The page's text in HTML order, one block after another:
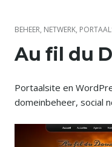
inhoudBEHEER, NETWERK,
Au fil du
Portaalsite en
domeinbeheer, social